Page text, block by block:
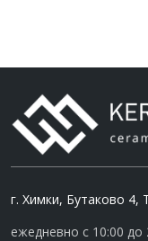
г. Химки, Бутаково
ежедневно с 10:00 до